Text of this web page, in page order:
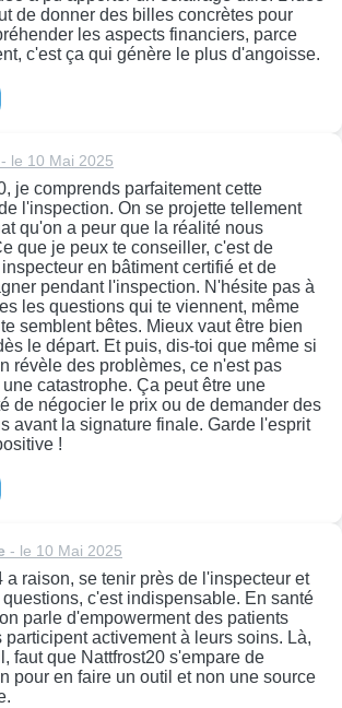
de donner des billes concrètes pour
les aspects financiers, parce
c'est ça qui génère le plus d'angoisse.
- le 10 Mai 2025
je comprends parfaitement cette
l'inspection. On se projette tellement
qu'on a peur que la réalité nous
que je peux te conseiller, c'est de
en bâtiment certifié et de
pendant l'inspection. N'hésite pas à
les questions qui te viennent, même
semblent bêtes. Mieux vaut être bien
le départ. Et puis, dis-toi que même si
révèle des problèmes, ce n'est pas
catastrophe. Ça peut être une
de négocier le prix ou de demander des
avant la signature finale. Garde l'esprit
!
- le 10 Mai 2025
a raison, se tenir près de l'inspecteur et
questions, c'est indispensable. En santé
parle d'empowerment des patients
participent activement à leurs soins. Là,
faut que Nattfrost20 s'empare de
pour en faire un outil et non une source